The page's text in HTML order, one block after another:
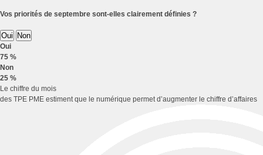
Vos priorités de septembre sont-elles clairement définies ?
Oui Non
Oui
75 %
Non
25 %
Le chiffre du mois
des TPE PME estiment que le numérique permet d’augmenter le chiffre d’affaires